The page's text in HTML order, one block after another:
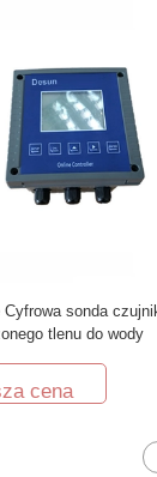
Cyfrowa sonda
tlenu do wody
cena